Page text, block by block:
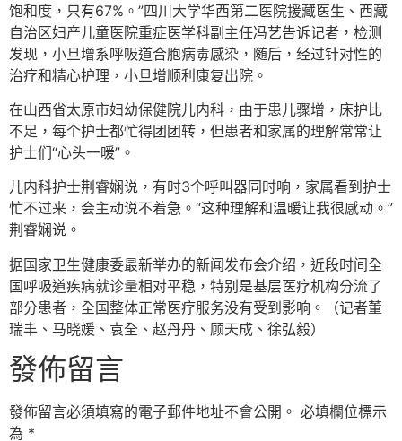
饱和度，只有67%。”四川大学华西第二医院援藏医生、西藏
自治区妇产儿童医院重症医学科副主任冯艺告诉记者，检测
发现，小旦增系呼吸道合胞病毒感染，随后，经过针对性的
治疗和精心护理，小旦增顺利康复出院。
在山西省太原市妇幼保健院儿内科，由于患儿骤增，床护比
不足，每个护士都忙得团团转，但患者和家属的理解常常让
护士们“心头一暖”。
儿内科护士荆睿娴说，有时3个呼叫器同时响，家属看到护士
忙不过来，会主动说不着急。“这种理解和温暖让我很感动。”
荆睿娴说。
据国家卫生健康委最新举办的新闻发布会介绍，近段时间全
国呼吸道疾病就诊量相对平稳，特别是基层医疗机构分流了
部分患者，全国整体正常医疗服务没有受到影响。（记者董
瑞丰、马晓媛、袁全、赵丹丹、顾天成、徐弘毅）
發佈留言
發佈留言必須填寫的電子郵件地址不會公開。 必填欄位標示
為 *